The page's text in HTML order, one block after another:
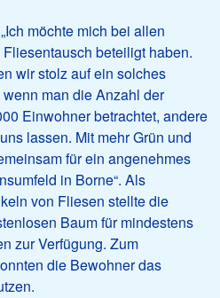
möchte mich bei allen
beteiligt haben.
wir stolz auf ein solches
man die Anzahl der
Einwohner betrachtet, andere
lassen. Mit mehr Grün und
für ein angenehmes
in Borne“. Als
von Fliesen stellte die
Baum für mindestens
zur Verfügung. Zum
die Bewohner das